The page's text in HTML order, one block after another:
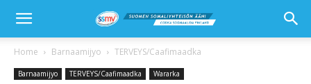
Home Barnaamijyo TERVEYS/Caafimaadka
Barnaamijyo TERVEYS/Caafimaadka Wararka